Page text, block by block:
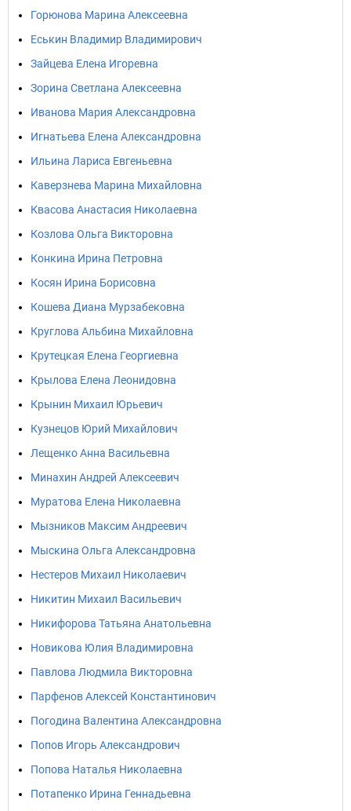
Горюнова Марина Алексеевна
Еськин Владимир Владимирович
Зайцева Елена Игоревна
Зорина Светлана Алексеевна
Иванова Мария Александровна
Игнатьева Елена Александровна
Ильина Лариса Евгеньевна
Каверзнева Марина Михайловна
Квасова Анастасия Николаевна
Козлова Ольга Викторовна
Конкина Ирина Петровна
Косян Ирина Борисовна
Кошева Диана Мурзабековна
Круглова Альбина Михайловна
Крутецкая Елена Георгиевна
Крылова Елена Леонидовна
Крынин Михаил Юрьевич
Кузнецов Юрий Михайлович
Лещенко Анна Васильевна
Минахин Андрей Алексеевич
Муратова Елена Николаевна
Мызников Максим Андреевич
Мыскина Ольга Александровна
Нестеров Михаил Николаевич
Никитин Михаил Васильевич
Никифорова Татьяна Анатольевна
Новикова Юлия Владимировна
Павлова Людмила Викторовна
Парфенов Алексей Константинович
Погодина Валентина Александровна
Попов Игорь Александрович
Попова Наталья Николаевна
Потапенко Ирина Геннадьевна